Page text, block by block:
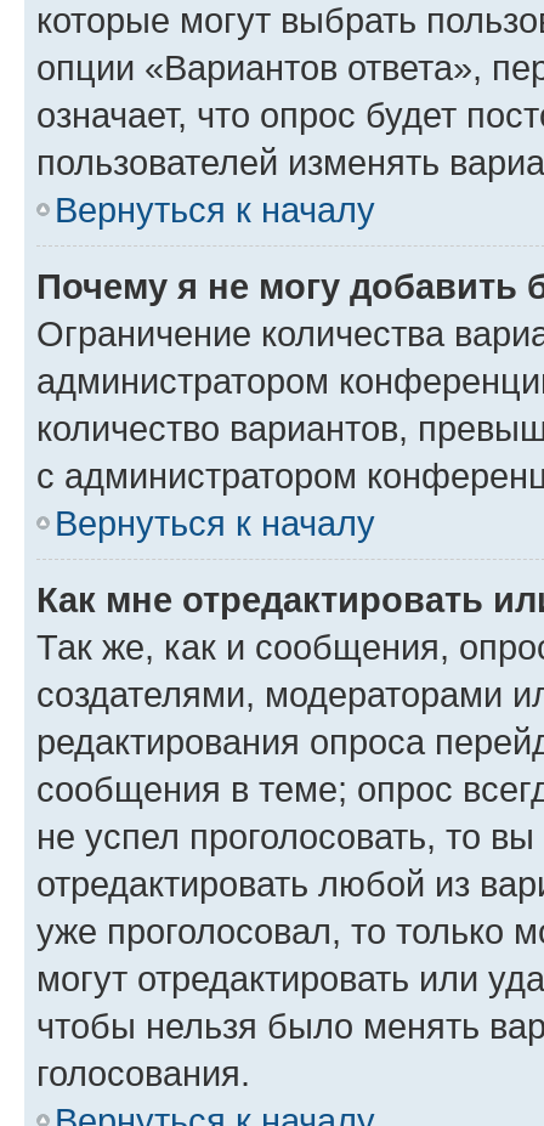
которые могут выбрать
опции «Вариантов ответа»,
означает, что опрос будет
пользователей изменять
Вернуться к началу
Почему я не могу добавить
Ограничение количества
администратором
количество вариантов,
с администратором
Вернуться к началу
Как мне отредактировать
Так же, как и сообщения,
создателями, модераторами
редактирования опроса
сообщения в теме; опрос
не успел проголосовать, то
отредактировать любой из
уже проголосовал, то только
могут отредактировать или
чтобы нельзя было менять
голосования.